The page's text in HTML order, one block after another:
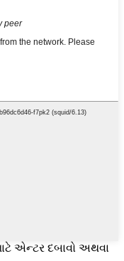
એન્ટર દબાવો અથવા